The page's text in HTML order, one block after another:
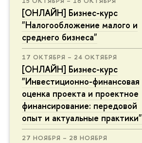
[ОНЛАЙН] Бизнес-курс
"Налогообложение малого и
среднего бизнеса"
17 ОКТЯБРЯ – 24 ОКТЯБРЯ
[ОНЛАЙН] Бизнес-курс
"Инвестиционно-финансовая
оценка проекта и проектное
финансирование: передовой
опыт и актуальные практики"
27 НОЯБРЯ – 28 НОЯБРЯ